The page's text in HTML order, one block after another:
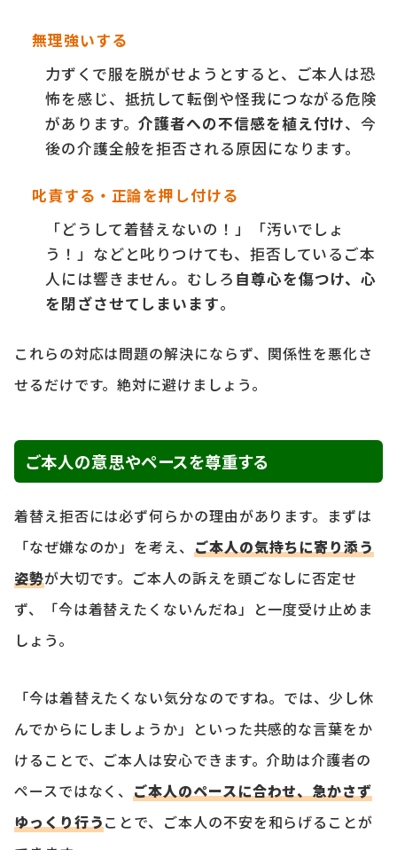
無理強いする
力ずくで服を脱がせようとすると、ご本人は恐
怖を感じ、抵抗して転倒や怪我につながる危険
があります。介護者への不信感を植え付け、今
後の介護全般を拒否される原因になります。
叱責する・正論を押し付ける
「どうして着替えないの！」「汚いでしょ
う！」などと叱りつけても、拒否しているご本
人には響きません。むしろ 自尊心を傷つけ、心
を閉ざさせてしまいます。
これらの対応は問題の解決にならず、関係性を悪化さ
せるだけです。絶対に避けましょう。
ご本人の意思やペースを尊重する
着替え拒否には必ず何らかの理由があります。まずは
「なぜ嫌なのか」を考え、 ご本人の気持ちに寄り添う
姿勢が大切です。ご本人の訴えを頭ごなしに否定せ
ず、「今は着替えたくないんだね」と一度受け止めま
しょう。
「今は着替えたくない気分なのですね。では、少し休
んでからにしましょうか」といった共感的な言葉をか
けることで、ご本人は安心できます。介助は介護者の
ペースではなく、 ご本人のペースに合わせ、急かさず
ゆっくり行うことで、ご本人の不安を和らげることが